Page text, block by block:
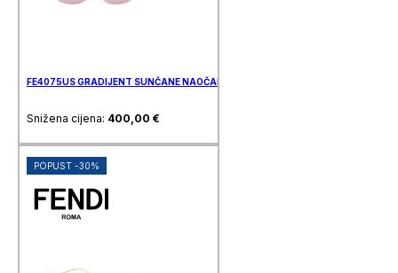
FE4075US GRADIJENT SUNČANE NAOČALE FENDI
Snižena cijena: 400,00 €
POPUST -30%